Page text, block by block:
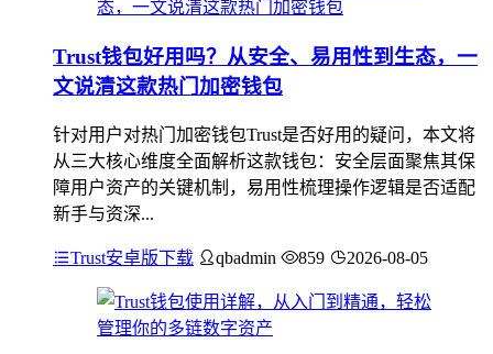
Trust钱包好用吗？从安全、易用性到生态，一
文说清这款热门加密钱包
针对用户对热门加密钱包Trust是否好用的疑问，本文将
从三大核心维度全面解析这款钱包：安全层面聚焦其保
障用户资产的关键机制，易用性梳理操作逻辑是否适配
新手与资深...
Trust安卓版下载 qbadmin 859 2026-08-05